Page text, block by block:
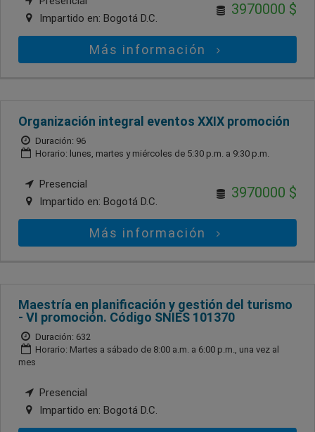
Impartido en: Bogotá D.C.
3970000 $
Más información
Organización integral eventos XXIX promoción
Duración: 96
Horario: lunes, martes y miércoles de 5:30 p.m. a 9:30 p.m.
Presencial
Impartido en: Bogotá D.C.
3970000 $
Más información
Maestría en planificación y gestión del turismo
- VI promoción. Código SNIES 101370
Duración: 632
Horario: Martes a sábado de 8:00 a.m. a 6:00 p.m., una vez al
mes
Presencial
Impartido en: Bogotá D.C.